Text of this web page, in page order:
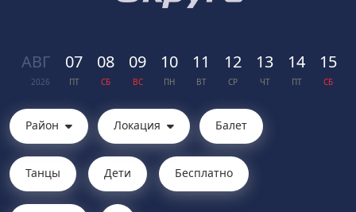
АВГ
2026
07
ПТ
08
СБ
09
ВС
10
ПН
11
ВТ
12
СР
13
ЧТ
14
ПТ
15
СБ
Район Локация Балет
Танцы Дети Бесплатно